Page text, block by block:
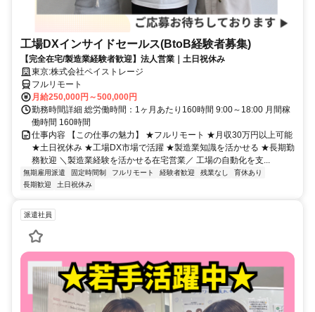
工場DXインサイドセールス(BtoB経験者募集)
【完全在宅/製造業経験者歓迎】法人営業｜土日祝休み
東京:株式会社ペイストレージ
フルリモート
月給250,000円～500,000円
勤務時間詳細 総労働時間：1ヶ月あたり160時間 9:00～18:00 月間稼
働時間 160時間
仕事内容 【この仕事の魅力】 ★フルリモート ★月収30万円以上可能
★土日祝休み ★工場DX市場で活躍 ★製造業知識を活かせる ★長期勤
務歓迎 ＼製造業経験を活かせる在宅営業／ 工場の自動化を支...
無期雇用派遣 固定時間制 フルリモート 経験者歓迎 残業なし
育休あり
長期歓迎
土日祝休み
派遣社員